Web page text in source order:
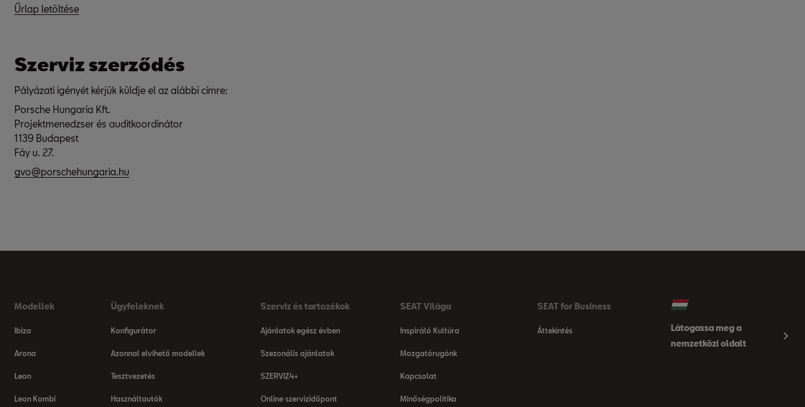
Űrlap letöltése
Szerviz szerződés
Pályázati igényét kérjük küldje el az alábbi címre:
Porsche Hungaria Kft.
Projektmenedzser és auditkoordinátor
1139 Budapest
Fáy u. 27.
gvo@porschehungaria.hu
Modellek
Ibiza
Arona
Leon
Leon Kombi
Ügyfeleknek
Konfigurátor
Azonnal elvihető modellek
Tesztvezetés
Használtautók
Szerviz és tartozékok
Ajánlatok egész évben
Szezonális ajánlatok
SZERVIZ4+
Online szervizidőpont
SEAT Világa
Inspiráló Kultúra
Mozgatórugónk
Kapcsolat
Minőségpolitika
SEAT for Business
Áttekintés
Látogassa meg a
nemzetközi oldalt